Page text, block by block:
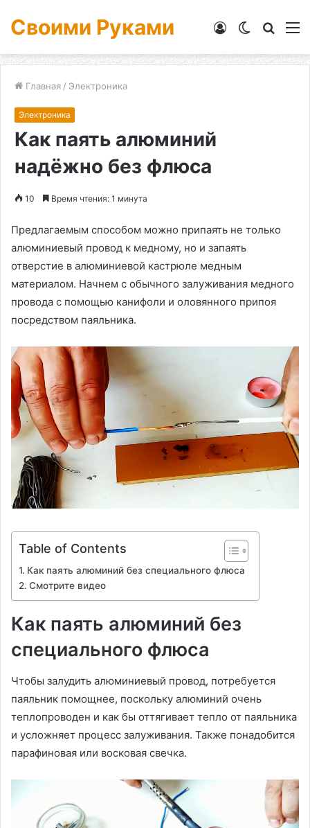
Своими Руками
Switch
Войти
Главная / Электроника
Электроника
Как паять алюминий
надёжно без флюса
10 Время чтения: 1 минута
Предлагаемым способом можно припаять не только
алюминиевый провод к медному, но и запаять
отверстие в алюминиевой кастрюле медным
материалом. Начнем с обычного залуживания медного
провода с помощью канифоли и оловянного припоя
посредством паяльника.
Table of Contents
Как паять алюминий без специального флюса
Смотрите видео
Как паять алюминий без
специального флюса
Чтобы залудить алюминиевый провод, потребуется
паяльник помощнее, поскольку алюминий очень
теплопроводен и как бы оттягивает тепло от паяльника
и усложняет процесс залуживания. Также понадобится
парафиновая или восковая свечка.